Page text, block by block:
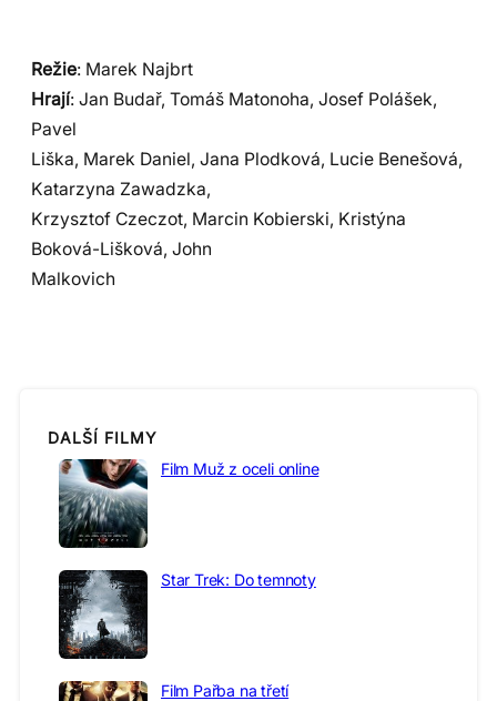
Režie: Marek Najbrt
Hrají: Jan Budař, Tomáš Matonoha, Josef Polášek,
Pavel
Liška, Marek Daniel, Jana Plodková, Lucie Benešová,
Katarzyna Zawadzka,
Krzysztof Czeczot, Marcin Kobierski, Kristýna
Boková-Lišková, John
Malkovich
DALŠÍ FILMY
Film Muž z oceli online
Star Trek: Do temnoty
Film Pařba na třetí